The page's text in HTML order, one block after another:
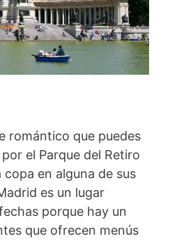
romántico que puedes
el Parque del Retiro
en alguna de sus
es un lugar
porque hay un
que ofrecen menús